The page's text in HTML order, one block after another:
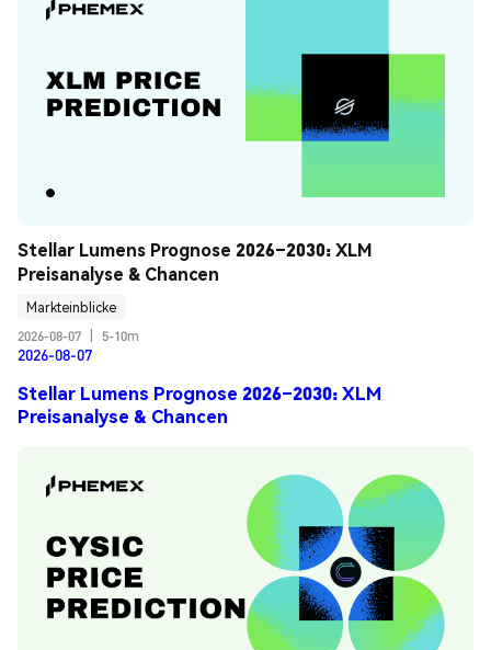
Stellar Lumens Prognose 2026–2030: XLM
Preisanalyse & Chancen
Markteinblicke
2026-08-07
5-10m
2026-08-07
Stellar Lumens Prognose 2026–2030: XLM
Preisanalyse & Chancen